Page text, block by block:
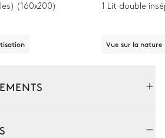
(160x200) 1 Lit double
Vue sur la nature